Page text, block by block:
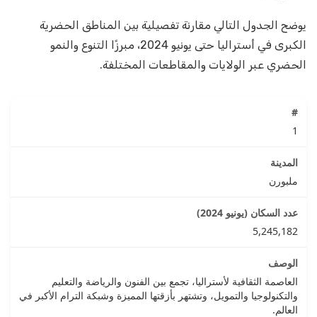
يوضح الجدول التالي مقارنة تفصيلية بين المناطق الحضرية
الكبرى في أستراليا حتى يونيو 2024، مبرزًا التنوع والنمو
الحضري عبر الولايات والمقاطعات المختلفة.
1
ملبورن
5,245,182
العاصمة الثقافية لأستراليا، تجمع بين الفنون والرياضة والتعليم
والتكنولوجيا والتمويل، وتشتهر بأزقتها المميزة وشبكة الترام الأكبر في
العالم.